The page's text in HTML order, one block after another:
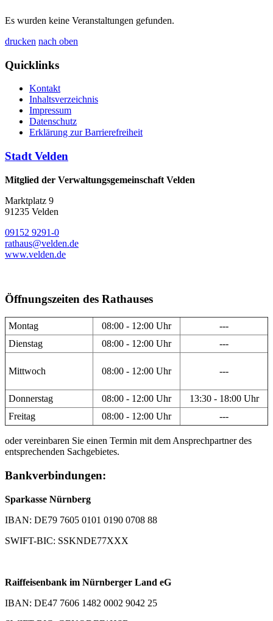
Es wurden keine Veranstaltungen gefunden.
drucken nach oben
Quicklinks
Kontakt
Inhaltsverzeichnis
Impressum
Datenschutz
Erklärung zur Barrierefreiheit
Stadt Velden
Mitglied der Verwaltungsgemeinschaft Velden
Marktplatz 9
91235 Velden
09152 9291-0
rathaus@velden.de
www.velden.de
Öffnungszeiten des Rathauses
Montag 08:00 - 12:00 Uhr
---
Dienstag
08:00 - 12:00 Uhr ---
Mittwoch 08:00 - 12:00 Uhr ---
Donnerstag 08:00 - 12:00 Uhr
13:30 - 18:00 Uhr
Freitag
08:00 - 12:00 Uhr ---
oder vereinbaren Sie einen Termin mit dem Ansprechpartner des
entsprechenden Sachgebietes.
Bankverbindungen:
Sparkasse Nürnberg
IBAN: DE79 7605 0101 0190 0708 88
SWIFT-BIC: SSKNDE77XXX
Raiffeisenbank im Nürnberger Land eG
IBAN: DE47 7606 1482 0002 9042 25